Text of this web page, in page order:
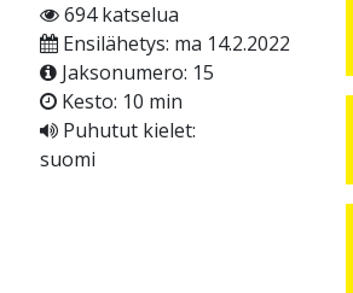
694 katselua
Ensilähetys: ma 14.2.2022
Jaksonumero: 15
Kesto: 10 min
Puhutut kielet:
suomi